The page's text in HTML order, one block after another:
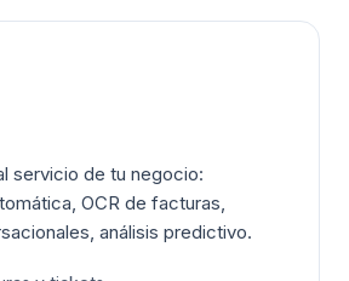
servicio de tu negocio:
OCR de facturas,
análisis predictivo.